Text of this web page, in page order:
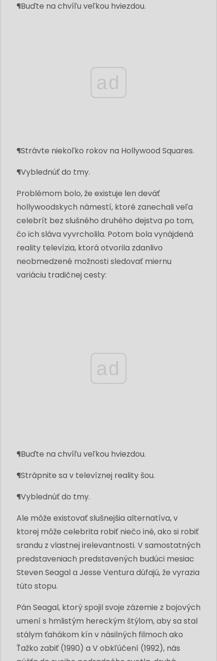
¶Buďte na chvíľu veľkou hviezdou.
ad
¶Strávte niekoľko rokov na Hollywood Squares.
¶Vyblednúť do tmy.
Problémom bolo, že existuje len deväť
hollywoodskych námestí, ktoré zanechali veľa
celebrít bez slušného druhého dejstva po tom,
čo ich sláva vyvrcholila. Potom bola vynájdená
reality televízia, ktorá otvorila zdanlivo
neobmedzené možnosti sledovať miernu
variáciu tradičnej cesty:
ad
¶Buďte na chvíľu veľkou hviezdou.
¶Strápnite sa v televíznej reality šou.
¶Vyblednúť do tmy.
Ale môže existovať slušnejšia alternatíva, v
ktorej môže celebrita robiť niečo iné, ako si robiť
srandu z vlastnej irelevantnosti. V samostatných
predstaveniach predstavených budúci mesiac
Steven Seagal a Jesse Ventura dúfajú, že vyrazia
túto stopu.
Pán Seagal, ktorý spojil svoje zázemie z bojových
umení s hmlistým hereckým štýlom, aby sa stal
stálym ťahákom kín v násilných filmoch ako
Ťažko zabiť (1990) a V obkľúčení (1992), nás